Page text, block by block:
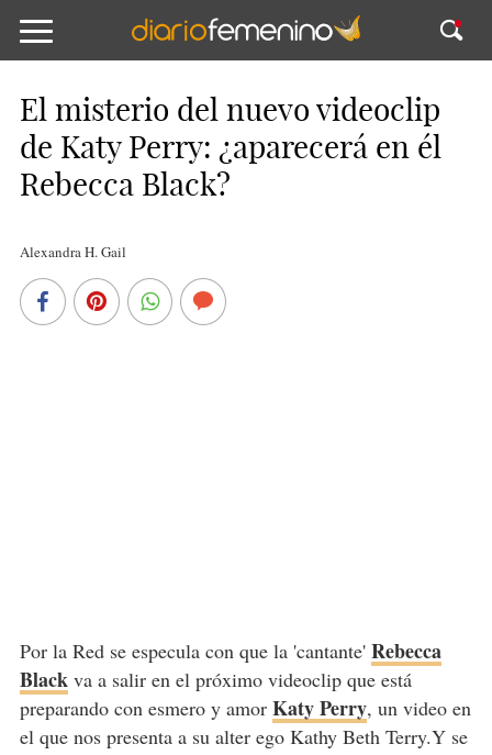
El misterio del nuevo videoclip
de Katy Perry: ¿aparecerá en él
Rebecca Black?
Alexandra H. Gail
Por la Red se especula con que la 'cantante' Rebecca
Blackva a salir en el próximo videoclip que está
preparando con esmero y amor Katy Perry, un video en
el que nos presenta a su alter ego Kathy Beth Terry.Y se